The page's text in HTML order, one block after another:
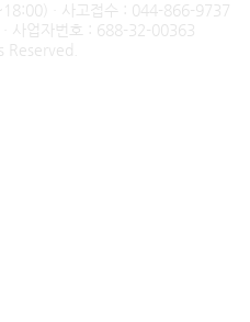
리
기
팰리세이드
· 사고접수 : 044-866-9737
사업자번호 : 688-32-00363